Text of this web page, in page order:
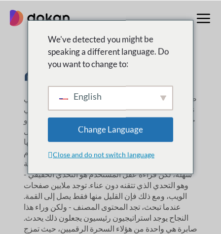
إلى
المحتوى
صابرة الاسلام
صابرة إسلام هي كاتبة ومسوقة محتوى ووردبريس. وهي
منخرطة بشكل عميق في تسويق المحتوى في weDevs
وDokan، حيث تتجاوز مجرد الكتابة - فهي تفك شفرة نية
المستخدم. بالنسبة لها، المحتوى ليس مجرد كلمات؛ بل
يتعلق بعكس ما يبحث عنه المستخدمون. بفضل فهمها
الحاد لسلوك الجمهور وتحسين محركات البحث، تقوم
بصياغة محتوى لا يخبر فقط بل ويصنف أيضًا. الكتابة
سهلة، لكن قراءة عقل المستخدم هو التحدي الحقيقي -
وهو التحدي الذي تتقنه دون عناء. توجد ملايين صفحات
الويب، ومع ذلك فإن القليل منها فقط يصل إلى القمة.
عندما تبحث، تجد المحتوى المصنف - ولكن وراء هذا
النجاح يوجد استراتيجيون رئيسيون يجعلون ذلك يحدث.
صابرة هي واحدة من هؤلاء السحرة الرقميين، حيث تمزج
We've detected you might be
speaking a different language. Do
you want to change to:
English
Change Language
Close and do not switch language